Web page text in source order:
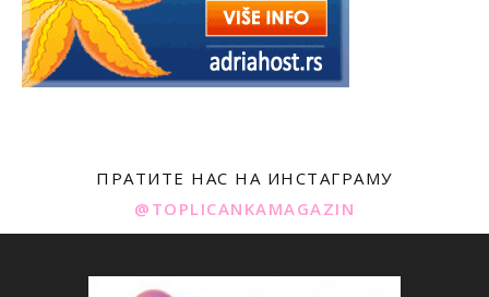
ПРАТИТЕ НАС НА ИНСТАГРАМУ
@TOPLICANKAMAGAZIN